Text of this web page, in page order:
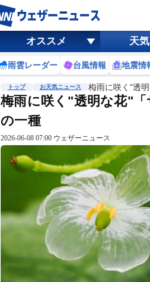
オススメ 天
雨雲レーダー 台風情報 地震情
トップ お天気ニュース 梅雨に咲く"透
梅雨に咲く"透明な花"
の一種
2026-06-08 07:00 ウェザーニュース